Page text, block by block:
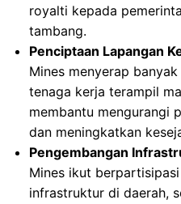
royalti kepada
tambang.
Penciptaan Lapangan
Mines menyerap
tenaga kerja terampil
membantu mengurangi
dan meningkatkan
Pengembangan
Mines ikut
infrastruktur di daerah,